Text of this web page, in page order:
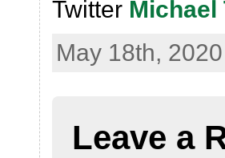
Twitter Michael
May 18th,
Leave a